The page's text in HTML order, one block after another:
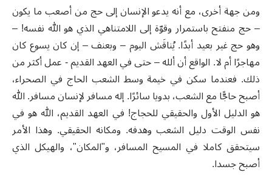
ومن جهة أخرى، مع أنه يدعو الإنسان إلى حج من أصعب ما يكون
– حج منفتح باستمرار وقوّة إلى اللامتناهي الذي هو الله نفسه! –
وهو حج غير بعيد أبدًا. يُناقَش اليوم – وبعنف – إن كان يسوع كان
مهاجرًا أم لا. الواقع أن ألله – حتى في العهد القديم - عمل أكثر من
ذلك. فعندما سكن في خيمة وسط الشعب الحاج في الصحراء،
أصبح حاجًّا مع الشعب، بدويا سائرًا. إله مسافر لإنسان مسافر. الله
هو الدليل الأول والحقيقي للحجاج! في العهد القديم، الله هو في
نفس الوقت دليل الشعب وهدفه. ومكانه الحقيقي. وهذا الأمر
سيتحقق كاملا في المسيح المسافر، و"المكان"، والهيكل الذي
أصبح جسدا.